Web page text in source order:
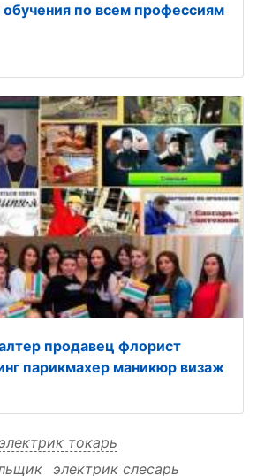
обучения по всем профессиям
продавец флорист
парикмахер маникюр визаж
токарь
электрик слесарь